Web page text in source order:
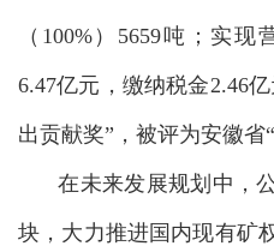
（ 100%）5659吨 ；实现
6.47亿元，缴纳税金2.46
出贡献奖” ，被评为安徽省
在未来发展规划中，
块，大力推进国内现有矿